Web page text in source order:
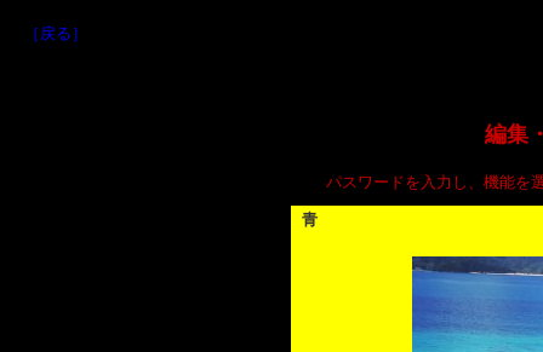
［戻る］
編集
パスワードを入力し、機能を
青